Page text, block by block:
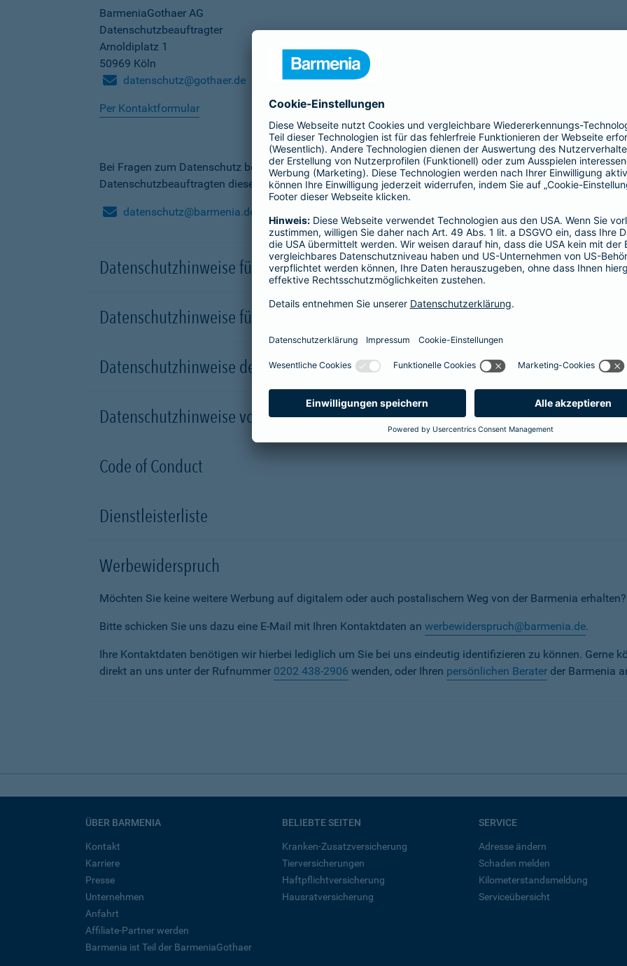
BarmeniaGothaer AG
Datenschutzbeauftragter
Arnoldiplatz 1
50969 Köln
datenschutz@gothaer.de
Per Kontaktformular
Bei Fragen zum Datenschutz bei der Barmenia Krankenversicherung AG und der Barmenia Allgemeine
Datenschutzbeauftragten dieser Gesellschaften kontaktieren.
datenschutz@barmenia.de
Datenschutzhinweise für Besucher der Webseite
Datenschutzhinweise für Onlinepräsenzen in sozialen Medien
Datenschutzhinweise der Versicherungsunternehmen
Datenschutzhinweise von Partnerunternehmen
Code of Conduct
Dienstleisterliste
Werbewiderspruch
Möchten Sie keine weitere Werbung auf digitalem oder auch postalischem Weg von der Barmenia
Bitte schicken Sie uns dazu eine E-Mail mit Ihren Kontaktdaten an werbewiderspruch@barmenia.de.
Ihre Kontaktdaten benötigen wir hierbei lediglich um Sie bei uns eindeutig identifizieren zu können. Gerne
direkt an uns unter der Rufnummer 0202 438-2906 wenden, oder Ihren persönlichen Berater der Barmenia
ÜBER BARMENIA
Kontakt
Karriere
Presse
Unternehmen
Anfahrt
Affiliate-Partner werden
Barmenia ist Teil der BarmeniaGothaer
BELIEBTE SEITEN
Kranken-Zusatzversicherung
Tierversicherungen
Haftpflichtversicherung
Hausratversicherung
SERVICE
Adresse ändern
Schaden melden
Kilometerstandsmeldung
Serviceübersicht